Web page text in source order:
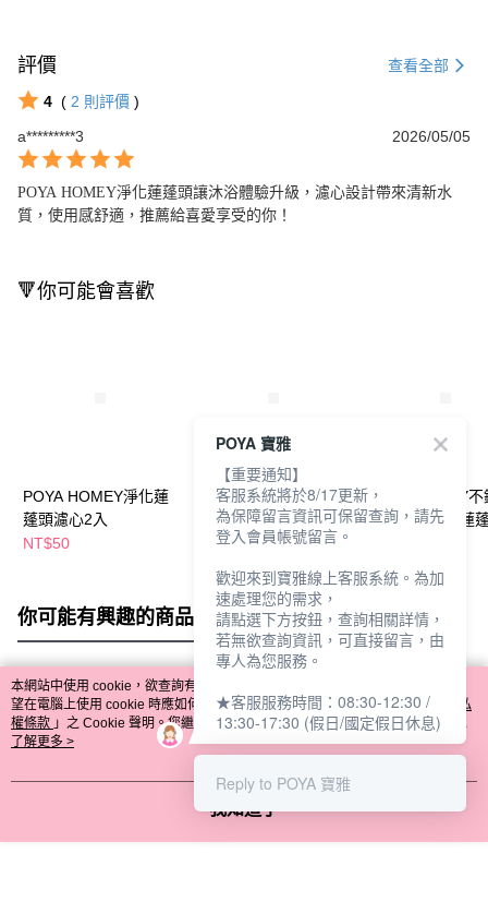
評價 查看全部
4 ( 2 則評價 )
a*********3
2026/05/05
POYA HOMEY淨化蓮蓬頭讓沐浴體驗升級，濾心設計帶來清新水
質，使用感舒適，推薦給喜愛享受的你！
🔻你可能會喜歡
POYA HOMEY淨化蓮
蓬頭濾心2入
NT$50
POYA HOMEY三段式
按摩蓮蓬頭濾心2入
NT$39
POYA HOMEY
細孔增壓省水蓮
你可能有興趣的商品 全站排行
熱門標籤
本網站中使用 cookie，欲查詢有關本網站使用 cookie 方式之詳情，及若您不希
望在電腦上使用 cookie 時應如何變更電腦的 cookie 設定，請參閱本網站「
隱私
權條款 」之 Cookie 聲明。您繼續使用本網站即表示您同意本公司得按本網站使
用條款之 Cookie 聲明使用 cookie。
了解更多 >
我知道了
POYA 寶雅
【重要通知】
客服系統將於8/17更新，
為保障留言資訊可保留查詢，請先
登入會員帳號留言。
歡迎來到寶雅線上客服系統。為加
速處理您的需求，
請點選下方按鈕，查詢相關詳情，
若無欲查詢資訊，可直接留言，由
專人為您服務。
★客服服務時間：08:30-12:30 /
13:30-17:30 (假日/國定假日休息)
Reply to POYA 寶雅